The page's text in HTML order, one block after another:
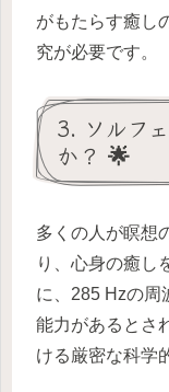
がもたらす癒し
究が必要です。
3. ソルフ
か？ 🌟
多くの人が瞑想
り、心身の癒し
に、285 Hzの周
能力があるとさ
ける厳密な科学